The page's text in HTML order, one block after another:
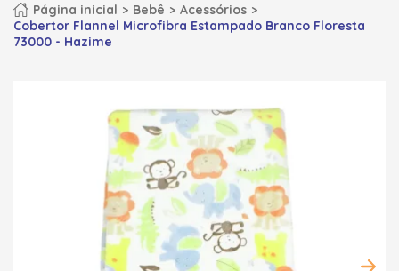
Página inicial Bebê
Acessórios
Cobertor Flannel Microfibra Estampado Branco Floresta
73000 - Hazime